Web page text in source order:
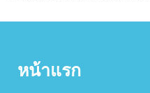
หน้าแรก